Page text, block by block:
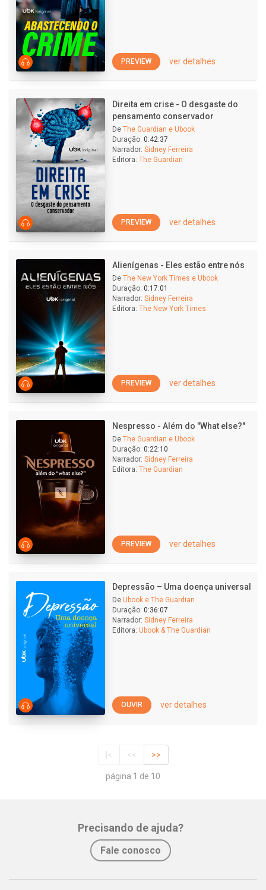
PREVIEW ver detalhes
Direita em crise - O desgaste do
pensamento conservador
De The Guardian e Ubook
Duração: 0:42:37
Narrador: Sidney Ferreira
Editora: The Guardian
PREVIEW ver detalhes
Alienígenas - Eles estão entre nós
De The New York Times e Ubook
Duração: 0:17:01
Narrador: Sidney Ferreira
Editora: The New York Times
PREVIEW ver detalhes
Nespresso - Além do "What else?"
De The Guardian e Ubook
Duração: 0:22:10
Narrador: Sidney Ferreira
Editora: The Guardian
PREVIEW ver detalhes
Depressão – Uma doença universal
De Ubook e The Guardian
Duração: 0:36:07
Narrador: Sidney Ferreira
Editora: Ubook & The Guardian
OUVIR ver detalhes
|< << >>
página 1 de 10
Precisando de ajuda?
Fale conosco